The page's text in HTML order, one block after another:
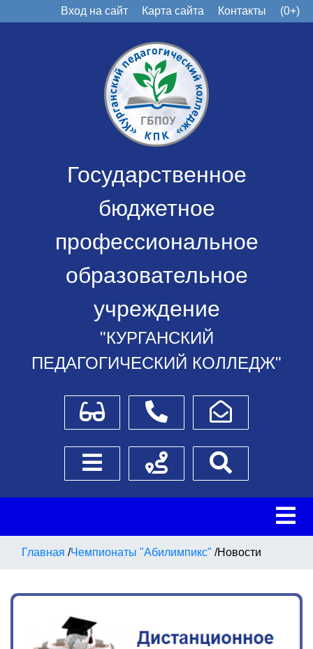
Вход на сайт Карта сайта Контакты (0+)
Государственное
бюджетное
профессиональное
образовательное
учреждение
"КУРГАНСКИЙ
ПЕДАГОГИЧЕСКИЙ КОЛЛЕДЖ"
Для слабовидящихТелефоныНаписать обращение
Боковое менюСхема проезда
Главная /Чемпионаты "Абилимпикс" /Новости